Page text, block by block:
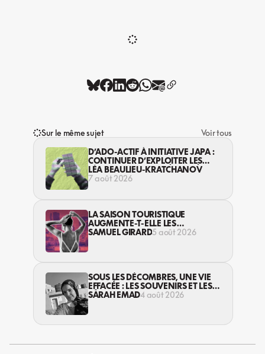
Sur le même sujet
Voir tous
D’ADO-ACTIF À INITIATIVE JAPA :
CONTINUER D’EXPLOITER LES
JEUNES… DANS LA LÉGALITÉ?
LÉA BEAULIEU-KRATCHANOV
7 août 2026
LA SAISON TOURISTIQUE
AUGMENTE-T-ELLE LES
VIOLENCES CONTRE LES
SAMUEL GIRARD5 août 2026
SOUS LES DÉCOMBRES, UNE VIE
EFFACÉE : LES SOUVENIRS ET LES
RÊVES PERDUS DES HABITANT·ES
SARAH EMAD4 août 2026